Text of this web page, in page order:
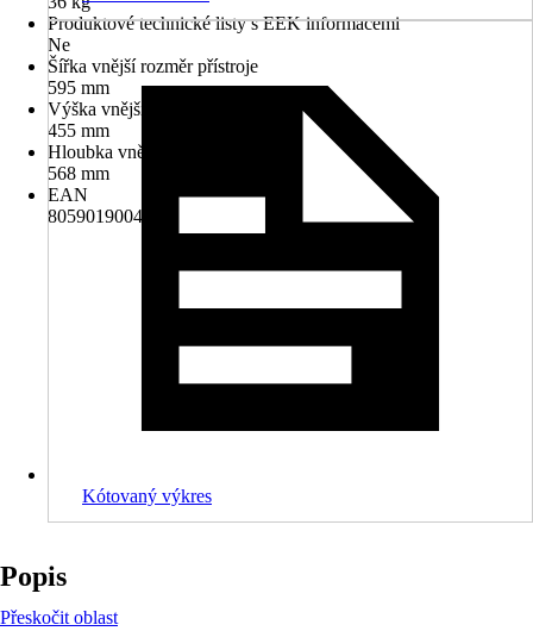
Produktové technické listy s EEK informacemi
Ne
Šířka vnější rozměr přístroje
595 mm
Výška vnější rozměr přístroje
455 mm
Hloubka vnější rozměr přístroje
568 mm
EAN
8059019004891
Kótovaný výkres
Popis
Přeskočit oblast